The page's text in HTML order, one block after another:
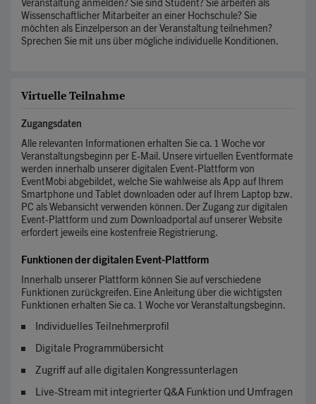
Veranstaltung anmelden? Sie sind Student? Sie arbeiten als
Wissenschaftlicher Mitarbeiter an einer Hochschule? Sie
möchten als Einzelperson an der Veranstaltung teilnehmen?
Sprechen Sie mit uns über mögliche individuelle Konditionen.
Virtuelle Teilnahme
Zugangsdaten
Alle relevanten Informationen erhalten Sie ca. 1 Woche vor
Veranstaltungsbeginn per E-Mail. Unsere virtuellen Eventformate
werden innerhalb unserer digitalen Event-Plattform von
EventMobi abgebildet, welche Sie wahlweise als App auf Ihrem
Smartphone und Tablet downloaden oder auf Ihrem Laptop bzw.
PC als Webansicht verwenden können. Der Zugang zur digitalen
Event-Plattform und zum Downloadportal auf unserer Website
erfordert jeweils eine kostenfreie Registrierung.
Funktionen der digitalen Event-Plattform
Innerhalb unserer Plattform können Sie auf verschiedene
Funktionen zurückgreifen. Eine Anleitung über die wichtigsten
Funktionen erhalten Sie ca. 1 Woche vor Veranstaltungsbeginn.
Individuelles Teilnehmerprofil
Digitale Programmübersicht
Zugriff auf alle digitalen Kongressunterlagen
Live-Stream mit integrierter Q&A Funktion und Umfragen